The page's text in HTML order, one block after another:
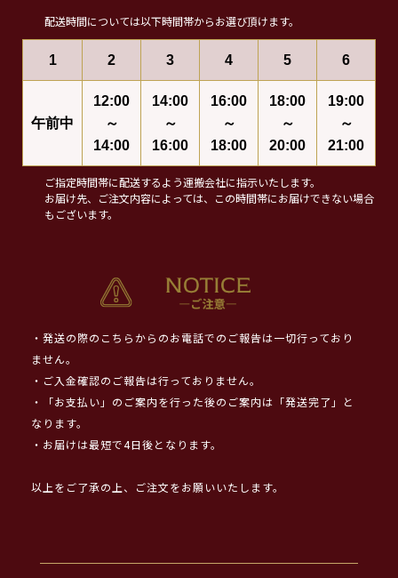
配送時間については以下時間帯からお選び頂けます。
1 2 3 4 5 6
午前中
12:00
～
14:00
14:00
～
16:00
16:00
～
18:00
18:00
～
20:00
19:00
～
21:00
ご指定時間帯に配送するよう運搬会社に指示いたします。
お届け先、ご注文内容によっては、この時間帯にお届けできない場合
もございます。
・発送の際のこちらからのお電話でのご報告は一切行っており
ません。
・ご入金確認のご報告は行っておりません。
・「お支払い」のご案内を行った後のご案内は「発送完了」と
なります。
・お届けは最短で4日後となります。
以上をご了承の上、ご注文をお願いいたします。